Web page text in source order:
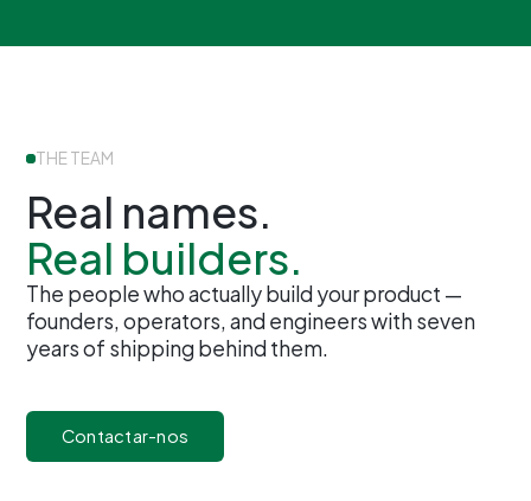
THE TEAM
Real names.
Real builders.
The people who actually build your product —
founders, operators, and engineers with seven
years of shipping behind them.
Contactar-nos